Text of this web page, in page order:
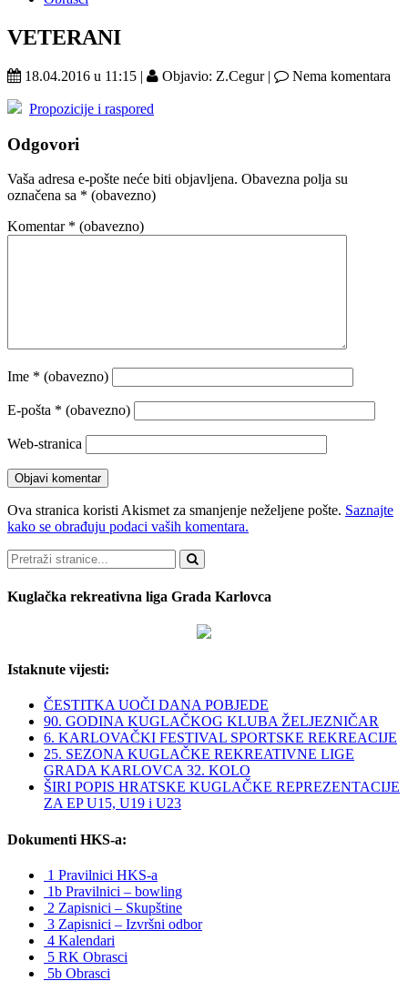
VETERANI
18.04.2016 u 11:15 | Objavio: Z.Cegur | Nema komentara
Propozicije i raspored
Odgovori
Vaša adresa e-pošte neće biti objavljena. Obavezna polja su
označena sa * (obavezno)
Komentar * (obavezno)
Ime * (obavezno)
E-pošta * (obavezno)
Web-stranica
Ova stranica koristi Akismet za smanjenje neželjene pošte. Saznajte
kako se obrađuju podaci vaših komentara.
Pretraži
Kuglačka rekreativna liga Grada Karlovca
Istaknute vijesti:
ČESTITKA UOČI DANA POBJEDE
90. GODINA KUGLAČKOG KLUBA ŽELJEZNIČAR
6. KARLOVAČKI FESTIVAL SPORTSKE REKREACIJE
25. SEZONA KUGLAČKE REKREATIVNE LIGE
GRADA KARLOVCA 32. KOLO
ŠIRI POPIS HRATSKE KUGLAČKE REPREZENTACIJE
ZA EP U15, U19 i U23
Dokumenti HKS-a:
1 Pravilnici HKS-a
1b Pravilnici – bowling
2 Zapisnici – Skupštine
3 Zapisnici – Izvršni odbor
4 Kalendari
5 RK Obrasci
5b Obrasci